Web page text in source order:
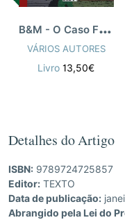
B
&M - O Caso Francis Blake
VÁRIOS AUTORES
Livro13,50€
Detalhes do Artigo
ISBN: 9789724725857
Editor: TEXTO
Data de publicação:
Abrangido pela Lei do